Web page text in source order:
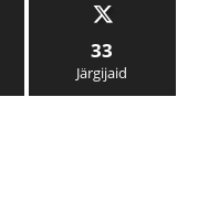
33
Järgijaid